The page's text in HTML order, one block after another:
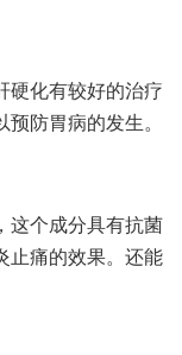
硬化有较好的治疗
防胃病的发生。
这个成分具有抗菌
止痛的效果。还能